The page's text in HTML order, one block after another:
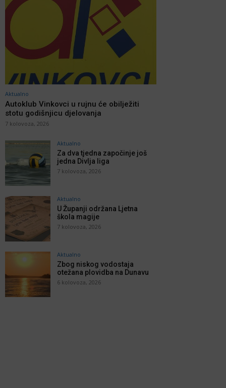
Aktualno
Autoklub Vinkovci u rujnu će obilježiti
stotu godišnjicu djelovanja
7 kolovoza, 2026
Aktualno
Za dva tjedna započinje još
jedna Divlja liga
7 kolovoza, 2026
Aktualno
U Županji održana Ljetna
škola magije
7 kolovoza, 2026
Aktualno
Zbog niskog vodostaja
otežana plovidba na Dunavu
6 kolovoza, 2026